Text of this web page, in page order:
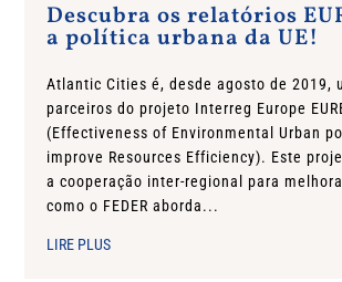
Descubra os relatórios
a política urbana da UE!
Atlantic Cities é, desde agosto de 2019,
parceiros do projeto Interreg Europe
(Effectiveness of Environmental Urban
improve Resources Efficiency). Este
a cooperação inter-regional para
como o FEDER aborda...
LIRE PLUS